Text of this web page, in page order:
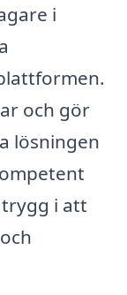
i
och gör
lösningen
i att